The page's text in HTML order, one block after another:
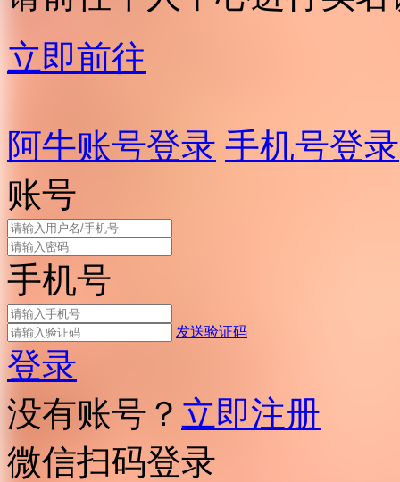
立即前往
阿牛账号登录 手机号登录
账号
手机号
发送验证码
登录
没有账号？ 立即注册
微信扫码登录